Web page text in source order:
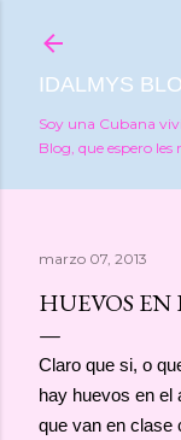
IDALMYS
Soy una Cubana
Blog, que espero les
marzo 07, 2013
HUEVOS
Claro que si, o
hay huevos en el
que van en clase